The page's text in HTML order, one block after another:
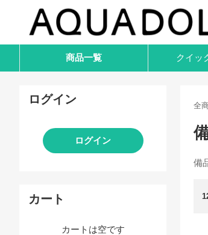
商品一覧 クイッ
全
備
ログイン
ログイン
カート
カートは空です